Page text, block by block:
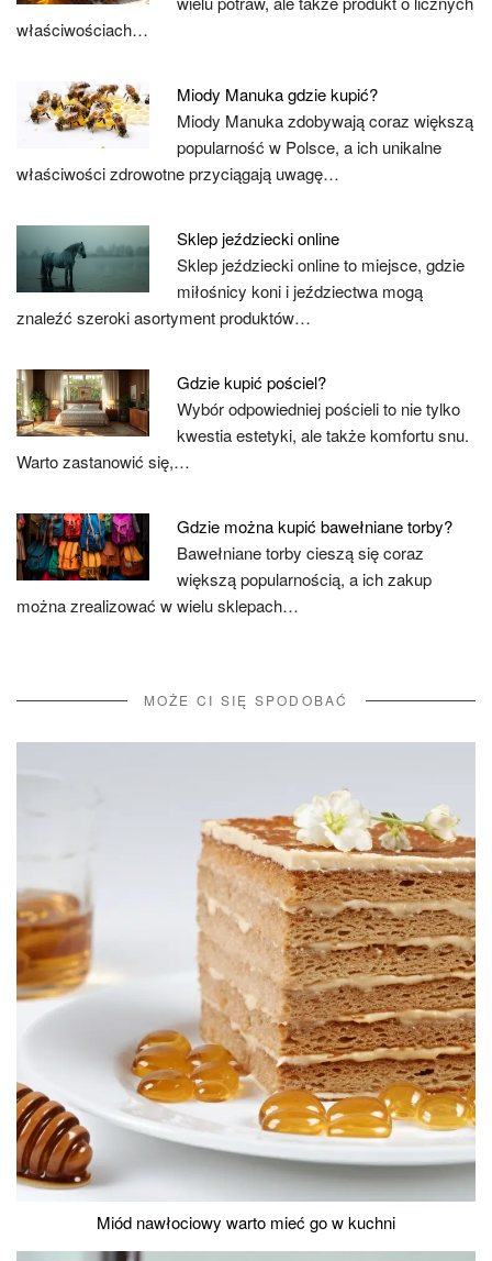
właściwościach…
Miody Manuka gdzie kupić?
Miody Manuka zdobywają coraz większą
popularność w Polsce, a ich unikalne
właściwości zdrowotne przyciągają uwagę…
Sklep jeździecki online
Sklep jeździecki online to miejsce, gdzie
miłośnicy koni i jeździectwa mogą
znaleźć szeroki asortyment produktów…
Gdzie kupić pościel?
Wybór odpowiedniej pościeli to nie tylko
kwestia estetyki, ale także komfortu snu.
Warto zastanowić się,…
Gdzie można kupić bawełniane torby?
Bawełniane torby cieszą się coraz
większą popularnością, a ich zakup
można zrealizować w wielu sklepach…
MOŻE CI SIĘ SPODOBAĆ
Miód nawłociowy warto mieć go w kuchni